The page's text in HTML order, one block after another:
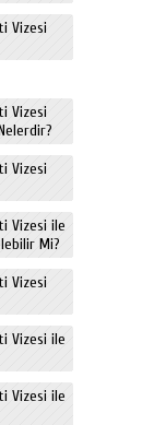
Vizesi
Vizesi
Vizesi
Vizesi ile
Mi?
Vizesi
Vizesi ile
Vizesi ile